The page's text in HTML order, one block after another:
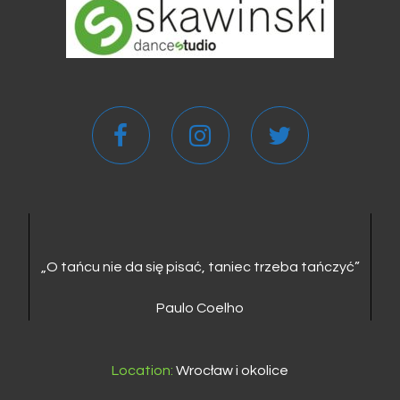
„O tańcu nie da się pisać, taniec trzeba tańczyć”
Paulo Coelho
Location: Wrocław i okolice